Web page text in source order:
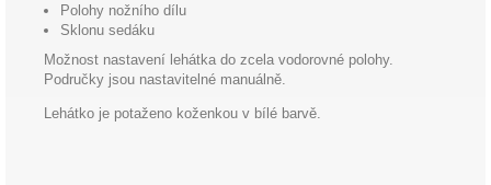
Polohy nožního dílu
Sklonu sedáku
Možnost nastavení lehátka do zcela vodorovné polohy.
Područky jsou nastavitelné manuálně.
Lehátko je potaženo koženkou v bílé barvě.